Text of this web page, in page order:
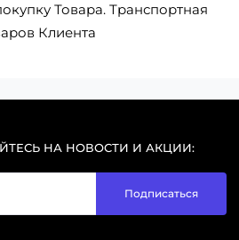
Товара. Транспортная
Клиента
НА НОВОСТИ И АКЦИИ:
Подписаться